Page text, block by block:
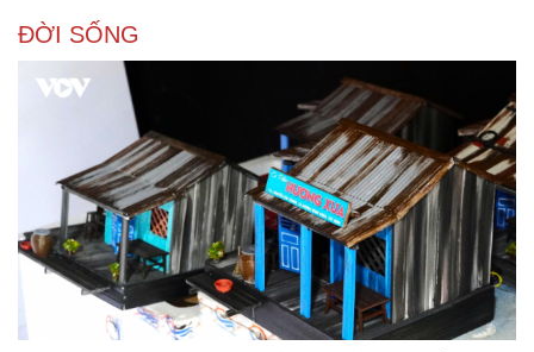
Doanh nghiệp
Thông tin doanh nghiệp
Công nghệ
Sành điệu
ĐỜI SỐNG